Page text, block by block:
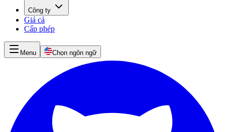
Công ty
Giá cả
Cấp phép
Menu Chọn ngôn ngữ